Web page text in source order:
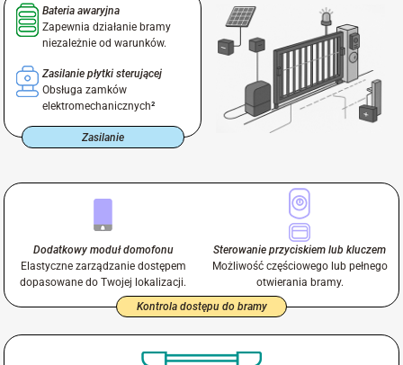
Bateria awaryjna
Zapewnia działanie bramy
niezależnie od warunków.
Zasilanie płytki sterującej
Obsługa zamków
elektromechanicznych²
Zasilanie
Dodatkowy moduł domofonu
Elastyczne zarządzanie dostępem
dopasowane do Twojej lokalizacji.
Sterowanie przyciskiem lub kluczem
Możliwość częściowego lub pełnego
otwierania bramy.
Kontrola dostępu do bramy